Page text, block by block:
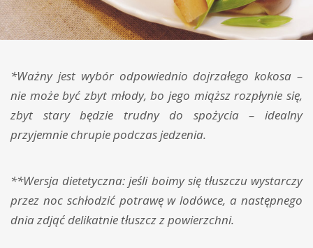
*Ważny jest wybór odpowiednio dojrzałego kokosa –
nie może być zbyt młody, bo jego miąższ rozpłynie się,
zbyt stary będzie trudny do spożycia – idealny
przyjemnie chrupie podczas jedzenia.
**Wersja dietetyczna: jeśli boimy się tłuszczu wystarczy
przez noc schłodzić potrawę w lodówce, a następnego
dnia zdjąć delikatnie tłuszcz z powierzchni.